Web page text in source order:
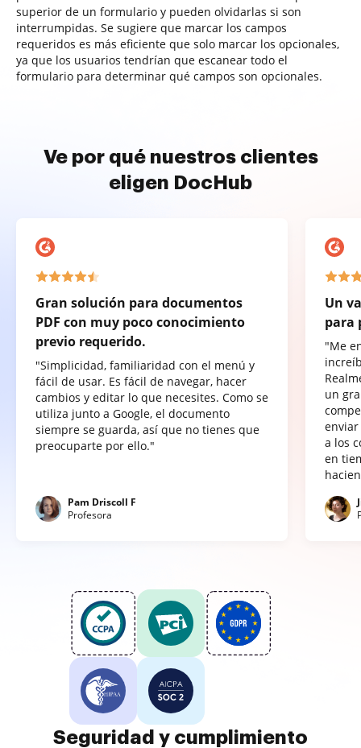
superior de un formulario y pueden olvidarlas si son
interrumpidas. Se sugiere que marcar los campos
requeridos es más eficiente que solo marcar los opcionales,
ya que los usuarios tendrían que escanear todo el
formulario para determinar qué campos son opcionales.
Ve por qué nuestros clientes
eligen DocHub
Gran solución para documentos
PDF con muy poco conocimiento
previo requerido.
"Simplicidad, familiaridad con el menú y
fácil de usar. Es fácil de navegar, hacer
cambios y editar lo que necesites. Como se
utiliza junto a Google, el documento
siempre se guarda, así que no tienes que
preocuparte por ello."
Pam Driscoll F
Profesora
Un
para
"Me
un
a los
en
Seguridad y cumplimiento